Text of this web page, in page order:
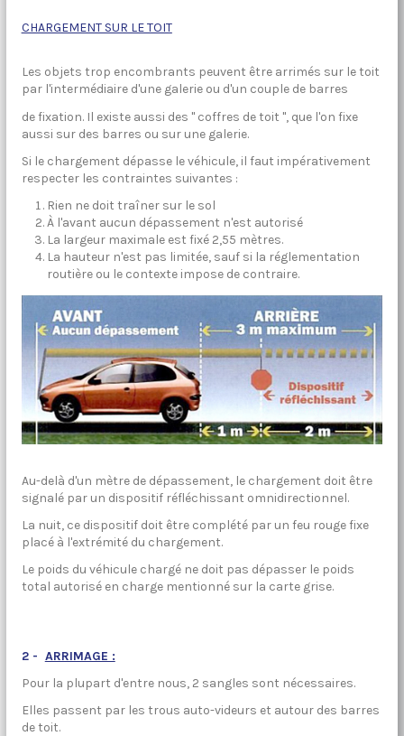
CHARGEMENT SUR LE TOIT
Les objets trop encombrants peuvent être arrimés sur le toit
par l'intermédiaire d'une galerie ou d'un couple de barres
de fixation. Il existe aussi des " coffres de toit ", que l'on fixe
aussi sur des barres ou sur une galerie.
Si le chargement dépasse le véhicule, il faut impérativement
respecter les contraintes suivantes :
Rien ne doit traîner sur le sol
À l'avant aucun dépassement n'est autorisé
La largeur maximale est fixé 2,55 mètres.
La hauteur n'est pas limitée, sauf si la réglementation
routière ou le contexte impose de contraire.
Au-delà d'un mètre de dépassement, le chargement doit être
signalé par un dispositif réfléchissant omnidirectionnel.
La nuit, ce dispositif doit être complété par un feu rouge fixe
placé à l'extrémité du chargement.
Le poids du véhicule chargé ne doit pas dépasser le poids
total autorisé en charge mentionné sur la carte grise.
2 - ARRIMAGE :
Pour la plupart d'entre nous, 2 sangles sont nécessaires.
Elles passent par les trous auto-videurs et autour des barres
de toit.